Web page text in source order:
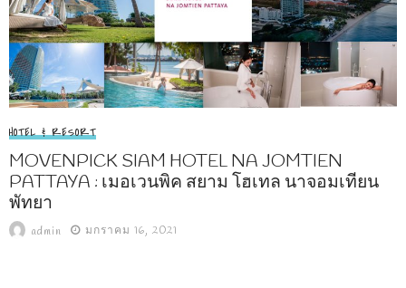
HOTEL & RESORT
MOVENPICK SIAM HOTEL NA JOMTIEN
PATTAYA : เมอเวนพิค สยาม โฮเทล นาจอมเทียน
พัทยา
admin มกราคม 16, 2021